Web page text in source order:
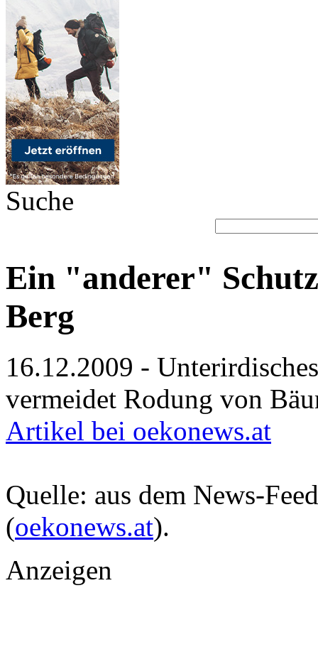
Suche
Ein "anderer"
Berg
16.12.2009 -
vermeidet Rodung von
Artikel bei oekonews.at
Quelle: aus dem News-
(oekonews.at).
Anzeigen